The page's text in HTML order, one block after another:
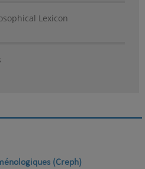
Lexicon
(Creph)